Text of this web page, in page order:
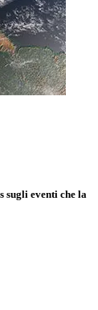
sugli eventi che la